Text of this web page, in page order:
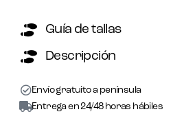
Guía de tallas
Descripción
Envío gratuito a península
Entrega en 24/48 horas hábiles